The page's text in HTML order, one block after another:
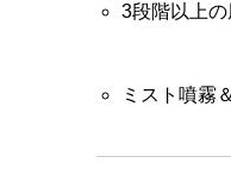
3段階以上
ミスト噴霧